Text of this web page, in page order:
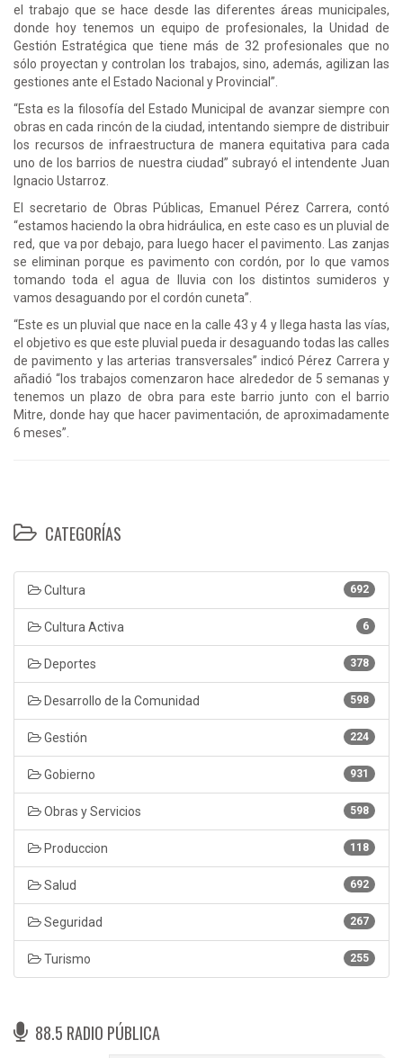
el trabajo que se hace desde las diferentes áreas municipales,
donde hoy tenemos un equipo de profesionales, la Unidad de
Gestión Estratégica que tiene más de 32 profesionales que no
sólo proyectan y controlan los trabajos, sino, además, agilizan las
gestiones ante el Estado Nacional y Provincial”.
“Esta es la filosofía del Estado Municipal de avanzar siempre con
obras en cada rincón de la ciudad, intentando siempre de distribuir
los recursos de infraestructura de manera equitativa para cada
uno de los barrios de nuestra ciudad” subrayó el intendente Juan
Ignacio Ustarroz.
El secretario de Obras Públicas, Emanuel Pérez Carrera, contó
“estamos haciendo la obra hidráulica, en este caso es un pluvial de
red, que va por debajo, para luego hacer el pavimento. Las zanjas
se eliminan porque es pavimento con cordón, por lo que vamos
tomando toda el agua de lluvia con los distintos sumideros y
vamos desaguando por el cordón cuneta”.
“Este es un pluvial que nace en la calle 43 y 4 y llega hasta las vías,
el objetivo es que este pluvial pueda ir desaguando todas las calles
de pavimento y las arterias transversales” indicó Pérez Carrera y
añadió “los trabajos comenzaron hace alrededor de 5 semanas y
tenemos un plazo de obra para este barrio junto con el barrio
Mitre, donde hay que hacer pavimentación, de aproximadamente
6 meses”.
CATEGORÍAS
692
Cultura
6
Cultura Activa
378
Deportes
598
Desarrollo de la Comunidad
224
Gestión
931
Gobierno
598
Obras y Servicios
118
Produccion
692
Salud
267
Seguridad
255
Turismo
88.5 RADIO PÚBLICA